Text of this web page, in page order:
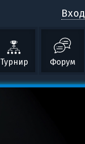
Вход
Турнир Форум